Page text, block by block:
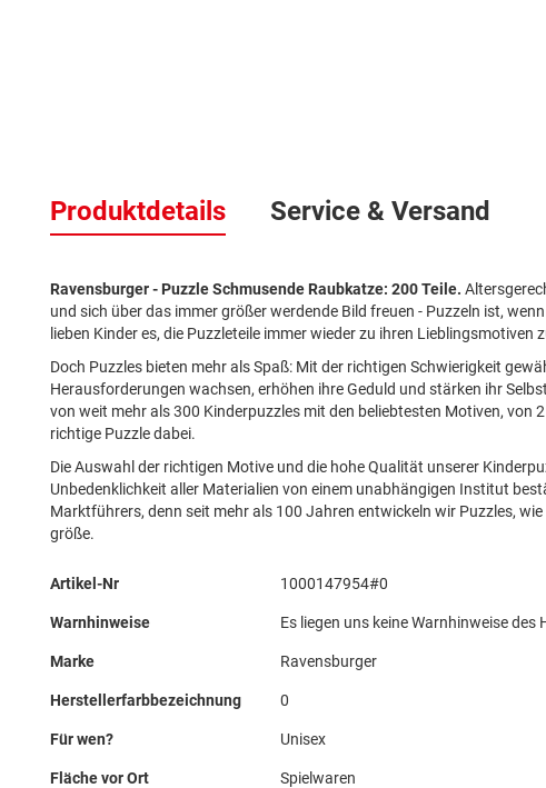
der
Bildergalerie
Produktdetails
Ravensburger - Puzzle Schmusende Raubkatze: 200 Teile.
und sich über das immer größer werdende Bild freuen - Puzzeln ist,
lieben Kinder es, die Puzzleteile immer wieder zu ihren Lieblingsmotiven
Doch Puzzles bieten mehr als Spaß: Mit der richtigen Schwierigkeit
Herausforderungen wachsen, erhöhen ihre Geduld und stärken ihr
von weit mehr als 300 Kinderpuzzles mit den beliebtesten Motiven, von
richtige Puzzle dabei.
Die Auswahl der richtigen Motive und die hohe Qualität unserer
Unbedenklichkeit aller Materialien von einem unabhängigen Institut
Marktführers, denn seit mehr als 100 Jahren entwickeln wir Puzzles,
größe.
Mehr
Artikel-Nr 1000147954#0
Warnhinweise Es liegen uns keine Warnhinweise
Marke Ravensburger
Herstellerfarbbezeichnung 0
Für wen? Unisex
Fläche vor Ort Spielwaren
Service & Versand